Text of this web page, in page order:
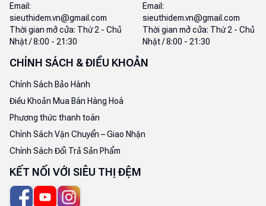
Email:
sieuthidem.vn@gmail.com
Thời gian mở cửa: Thứ 2 - Chủ
Nhật / 8:00 - 21:30
Email:
sieuthidem.vn@gmail.com
Thời gian mở cửa: Thứ 2 - Chủ
Nhật / 8:00 - 21:30
CHÍNH SÁCH & ĐIỀU KHOẢN
Chính Sách Bảo Hành
Điều Khoản Mua Bán Hàng Hoá
Phương thức thanh toán
Chính Sách Vận Chuyển – Giao Nhận
Chính Sách Đổi Trả Sản Phẩm
KẾT NỐI VỚI SIÊU THỊ ĐỆM